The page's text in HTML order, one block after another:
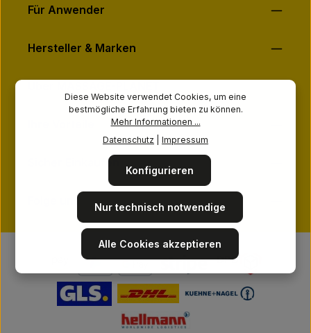
Für Anwender
Hersteller & Marken
Sicher Einkaufen
Folge uns
Diese Website verwendet Cookies, um eine
bestmögliche Erfahrung bieten zu können.
Mehr Informationen ...
Datenschutz
Impressum
Nur technisch notwendige
Konfigurieren
Alle Cookies akzeptieren